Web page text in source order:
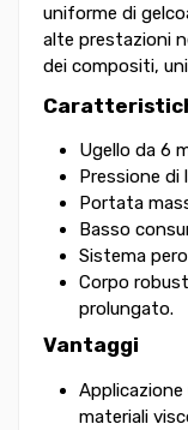
uniforme di
alte prestazioni
dei compositi,
Ugello da 6
Pressione di
Portata
Basso
Sistema
Corpo
prolungato.
Vantaggi
materiali